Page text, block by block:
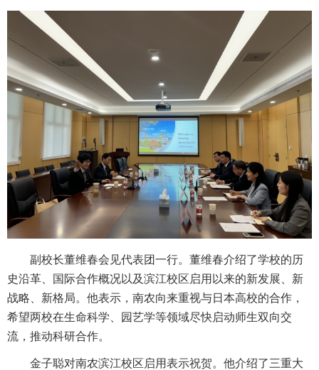
副校长董维春会见代表团一行。董维春介绍了学校的历
史沿革、国际合作概况以及滨江校区启用以来的新发展、新
战略、新格局。他表示，南农向来重视与日本高校的合作，
希望两校在生命科学、园艺学等领域尽快启动师生双向交
流，推动科研合作。
金子聪对南农滨江校区启用表示祝贺。他介绍了三重大